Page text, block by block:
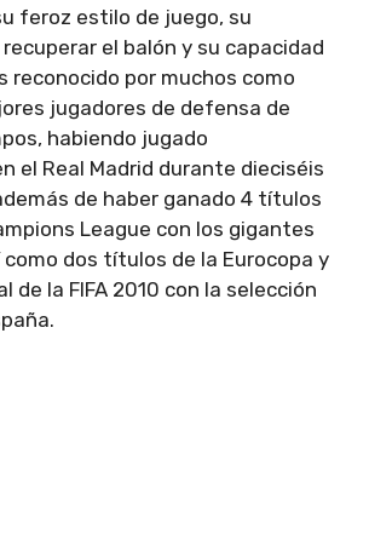
feroz estilo de juego, su
el balón y su capacidad
reconocido por muchos como
jugadores de defensa de
habiendo jugado
el Real Madrid durante dieciséis
de haber ganado 4 títulos
League con los gigantes
como dos títulos de la Eurocopa y
de la FIFA 2010 con la selección